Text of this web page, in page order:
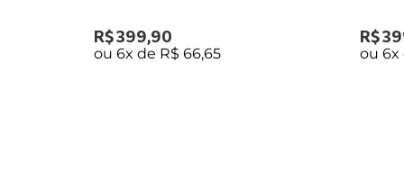
R$399,90
ou6x de R$ 66,65
R$
ou6x